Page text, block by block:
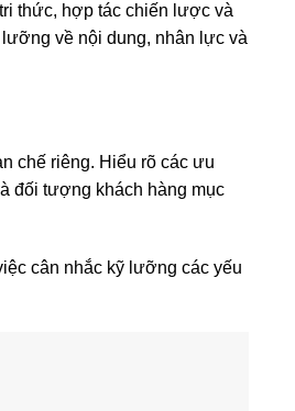
thức, hợp tác chiến lược và
về nội dung, nhân lực và
chế riêng. Hiểu rõ các ưu
đối tượng khách hàng mục
cân nhắc kỹ lưỡng các yếu